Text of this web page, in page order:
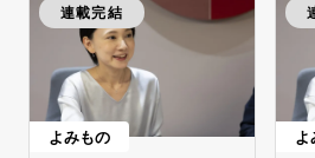
連載完結
よみもの よ